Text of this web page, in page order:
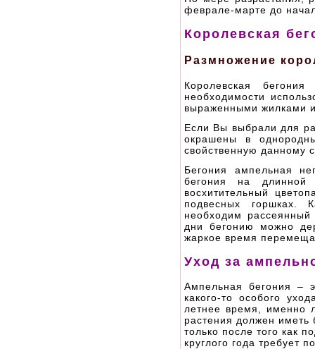
феврале-марте до
Королевская
Размножение
Королевская
необходимости
выраженными жилками
Если Вы выбрали для
окрашены в
свойственную данному
Бегония ампельная
бегония на длинной
восхитительный
подвесных горшках.
необходим
дни бегонию можно
жаркое время
Уход за
Ампельная бегония –
какого-то особого
летнее время, именно
растения должен
только после того как
круглого года требует